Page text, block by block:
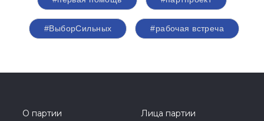
#ВыборСильных #рабочая встреча
О партии
Лица партии